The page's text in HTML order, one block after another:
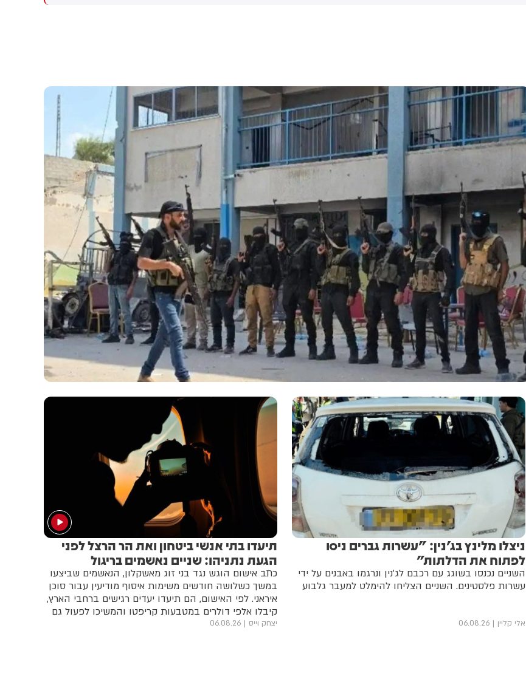
ניצלו מלינץ בג'נין: "עשרות גברים ניסו
לפתוח את הדלתות"
השניים נכנסו בשוגג עם רכבם לג'נין ונרגמו באבנים על ידי
עשרות פלסטינים. השניים הצליחו להימלט למעבר גלבוע
אלי קליין 06.08.26
תיעדו בתי אנשי ביטחון ואת הר הרצל לפני
הגעת נתניהו: שניים נאשמים בריגול
כתב אישום הוגש נגד בני זוג מאשקלון, הנאשמים שביצעו
במשך כשלושה חודשים משימות איסוף מודיעין עבור סוכן
איראני. לפי האישום, הם תיעדו יעדים רגישים ברחבי הארץ,
קיבלו אלפי דולרים במטבעות קריפטו והמשיכו לפעול גם
לאחר שהבינו עבור מי הם עובדים
יצחק וייס 06.08.26